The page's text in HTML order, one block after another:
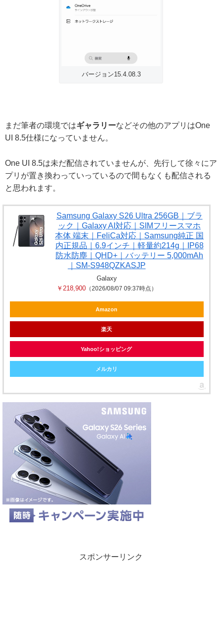
バージョン15.4.08.3
まだ筆者の環境ではギャラリーなどその他のアプリはOne
UI 8.5仕様になっていません。
One UI 8.5は未だ配信されていませんが、先行して徐々にア
プリが置き換わっていっているので間もなくも配信される
と思われます。
Samsung Galaxy S26 Ultra 256GB｜ブラ
ック｜Galaxy AI対応｜SIMフリースマホ
本体 端末｜FeliCa対応｜Samsung純正 国
内正規品｜6.9インチ｜軽量約214g｜IP68
防水防塵｜QHD+｜バッテリー 5,000mAh
｜SM-S948QZKASJP
Galaxy
￥218,900（2026/08/07 09:37時点）
Amazon
楽天
Yahoo!ショッピング
メルカリ
スポンサーリンク